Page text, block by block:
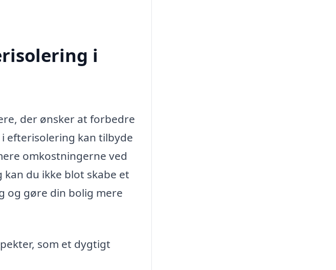
i
der ønsker at forbedre
efterisolering kan tilbyde
omkostningerne ved
du ikke blot skabe et
og gøre din bolig mere
som et dygtigt